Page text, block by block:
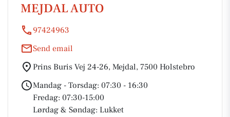
MEJDAL AUTO
97424963
Send email
Prins Buris Vej 24-26, Mejdal, 7500 Holstebro
Mandag - Torsdag: 07:30 - 16:30
Fredag: 07:30-15:00
Lørdag & Søndag: Lukket